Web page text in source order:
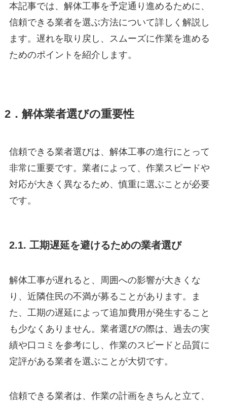
本記事では、解体工事を予定通り進めるために、
信頼できる業者を選ぶ方法について詳しく解説し
ます。遅れを取り戻し、スムーズに作業を進める
ためのポイントを紹介します。
2．解体業者選びの重要性
信頼できる業者選びは、解体工事の進行にとって
非常に重要です。業者によって、作業スピードや
対応が大きく異なるため、慎重に選ぶことが必要
です。
2.1. 工期遅延を避けるための業者選び
解体工事が遅れると、周囲への影響が大きくな
り、近隣住民の不満が募ることがあります。ま
た、工期の遅延によって追加費用が発生すること
も少なくありません。業者選びの際は、過去の実
績や口コミを参考にし、作業のスピードと品質に
定評がある業者を選ぶことが大切です。
信頼できる業者は、作業の計画をきちんと立て、